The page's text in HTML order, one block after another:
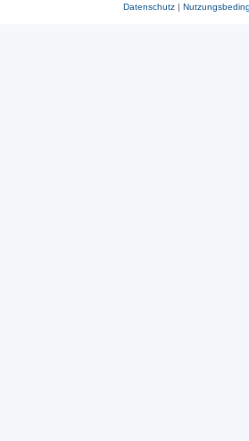
Datenschutz|